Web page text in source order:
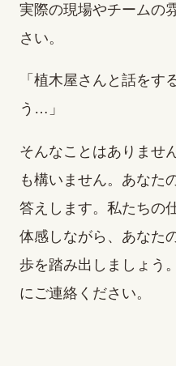
実際の現場やチームの
さい。
「植木屋さんと話をす
う…」
そんなことはありませ
も構いません。あなた
答えします。私たちの
体感しながら、あなた
歩を踏み出しましょう
にご連絡ください。